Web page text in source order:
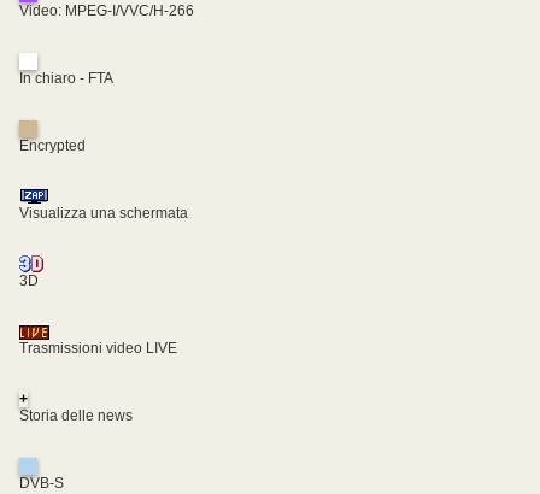
Video: MPEG-I/VVC/H-266
In chiaro - FTA
Encrypted
Visualizza una schermata
3D
Trasmissioni video LIVE
+
Storia delle news
DVB-S